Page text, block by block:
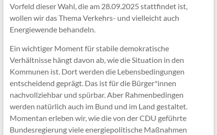
Vorfeld dieser Wahl, die am 28.09.2025 stattfindet ist,
wollen wir das Thema Verkehrs- und vielleicht auch
Energiewende behandeln.
Ein wichtiger Moment für stabile demokratische
Verhältnisse hängt davon ab, wie die Situation in den
Kommunen ist. Dort werden die Lebensbedingungen
entscheidend geprägt. Das ist für die Bürger*innen
nachvollziehbar und spürbar. Aber Rahmenbedingen
werden natürlich auch im Bund und im Land gestaltet.
Momentan erleben wir, wie die von der CDU geführte
Bundesregierung viele energiepolitische Maßnahmen